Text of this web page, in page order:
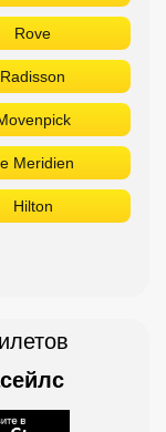
Rove
Radisson
Meridien
Hilton